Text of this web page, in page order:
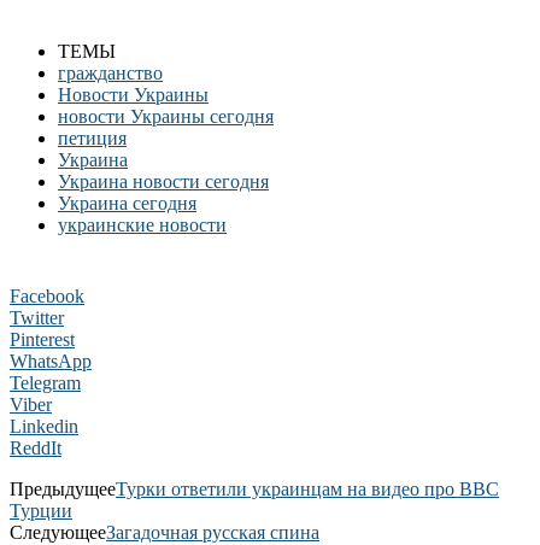
ТЕМЫ
гражданство
Новости Украины
новости Украины сегодня
петиция
Украина
Украина новости сегодня
Украина сегодня
украинские новости
Facebook
Twitter
Pinterest
WhatsApp
Telegram
Viber
Linkedin
ReddIt
ПредыдущееТурки ответили украинцам на видео про ВВС
Турции
СледующееЗагадочная русская спина